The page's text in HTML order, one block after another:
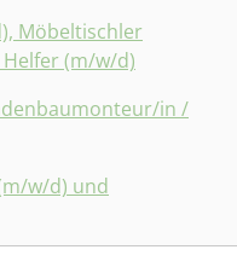
Möbeltischler
(m/w/d)
in /
w/d) und